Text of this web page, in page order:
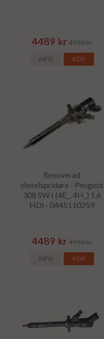
4489 kr 4990 kr
INFO KÖP
Renoverad
dieselspridare - Peugeot
308 SW I (4E_, 4H_) 1.6
HDi - 0445110259
4489 kr 4990 kr
INFO KÖP